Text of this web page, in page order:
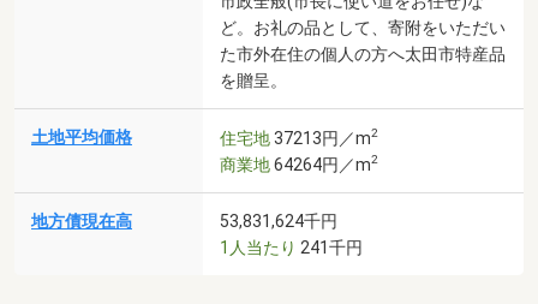
ど。お礼の品として、寄附をいただい
た市外在住の個人の方へ太田市特産品
を贈呈。
土地平均価格 住宅地37213円／m2
商業地64264円／m2
地方債現在高
53,831,624千円
1人当たり 241千円